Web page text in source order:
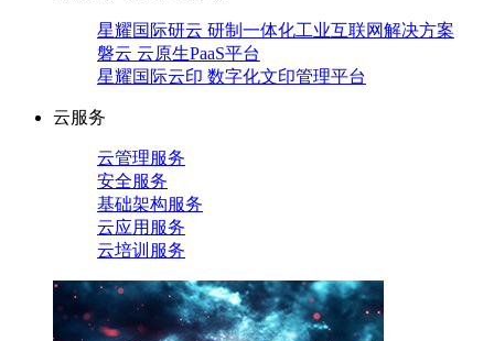
星耀国际研云 研制一体化工业互联网解决方案
磐云 云原生PaaS平台
星耀国际云印 数字化文印管理平台
云服务
云管理服务
安全服务
基础架构服务
云应用服务
云培训服务